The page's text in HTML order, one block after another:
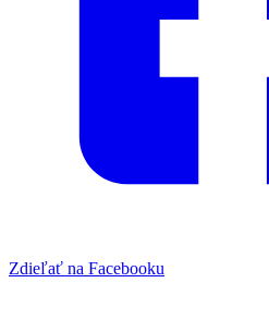
Zdieľať na Facebooku